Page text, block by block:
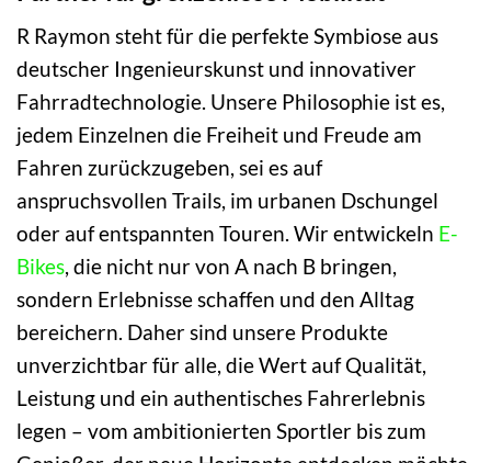
R Raymon steht für die perfekte Symbiose aus
deutscher Ingenieurskunst und innovativer
Fahrradtechnologie. Unsere Philosophie ist es,
jedem Einzelnen die Freiheit und Freude am
Fahren zurückzugeben, sei es auf
anspruchsvollen Trails, im urbanen Dschungel
oder auf entspannten Touren. Wir entwickeln E-
Bikes, die nicht nur von A nach B bringen,
sondern Erlebnisse schaffen und den Alltag
bereichern. Daher sind unsere Produkte
unverzichtbar für alle, die Wert auf Qualität,
Leistung und ein authentisches Fahrerlebnis
legen – vom ambitionierten Sportler bis zum